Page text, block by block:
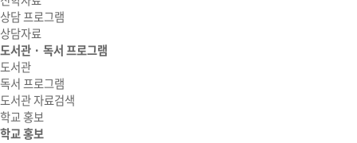
상담 프로그램
상담자료
도서관 · 독서 프로그램
도서관
독서 프로그램
도서관 자료검색
학교 홍보
학교 홍보